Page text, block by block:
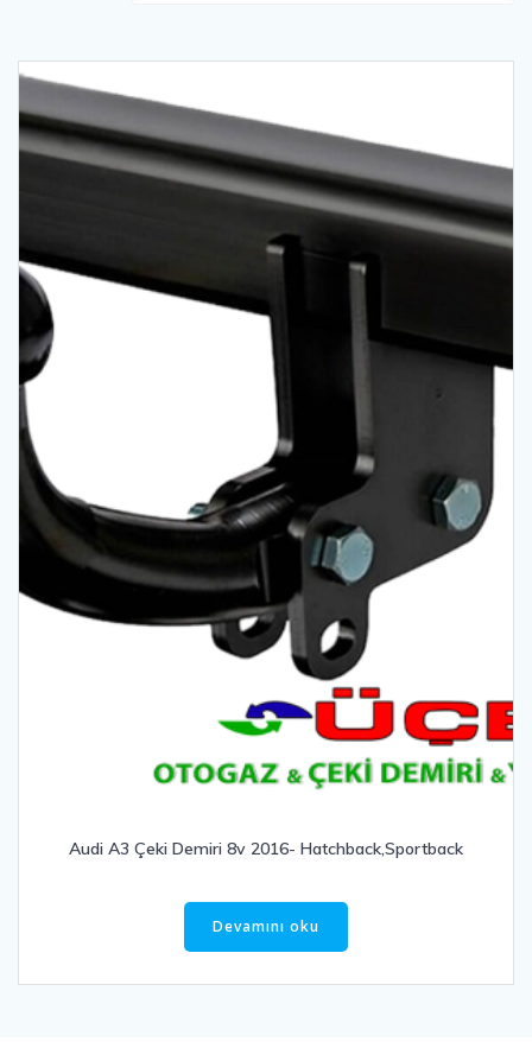
Audi A3 Çeki Demiri 8v 2016- Hatchback,Sportback
Devamını oku